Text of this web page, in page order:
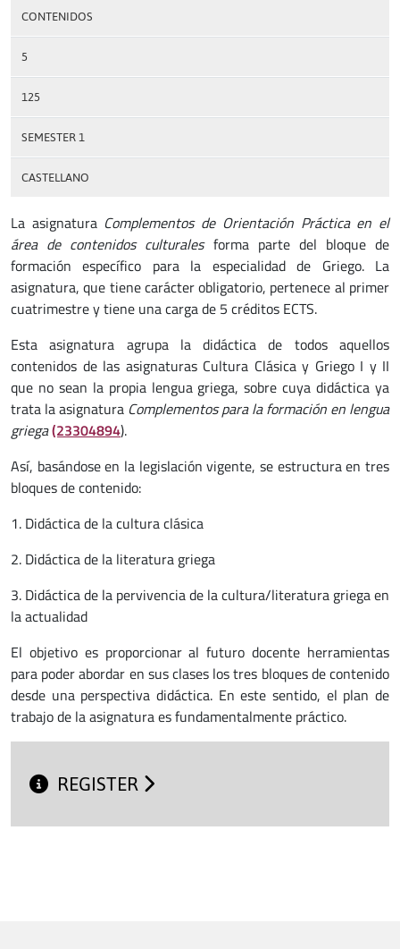
CONTENIDOS
5
125
SEMESTER 1
CASTELLANO
La asignatura Complementos de Orientación Práctica en el
área de contenidos culturalesforma parte del bloque de
formación específico para la especialidad de Griego. La
asignatura, que tiene carácter obligatorio, pertenece al primer
cuatrimestre y tiene una carga de 5 créditos ECTS.
Esta asignatura agrupa la didáctica de todos aquellos
contenidos de las asignaturas Cultura Clásica y Griego I y II
que no sean la propia lengua griega, sobre cuya didáctica ya
trata la asignatura Complementos para la formación en lengua
griega(23304894).
Así, basándose en la legislación vigente, se estructura en tres
bloques de contenido:
1. Didáctica de la cultura clásica
2. Didáctica de la literatura griega
3. Didáctica de la pervivencia de la cultura/literatura griega en
la actualidad
El objetivo es proporcionar al futuro docente herramientas
para poder abordar en sus clases los tres bloques de contenido
desde una perspectiva didáctica. En este sentido, el plan de
trabajo de la asignatura es fundamentalmente práctico.
REGISTER